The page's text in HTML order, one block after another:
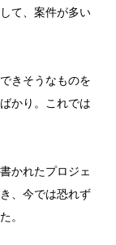
て、案件が多い
きそうなものを
かり。これでは
かれたプロジェ
、今では恐れず
。